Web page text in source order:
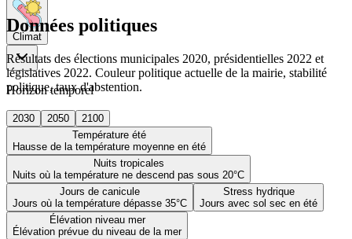
Climat
Horizon temporel
2030 2050
2100
Température été
Hausse de la température moyenne en été
Nuits tropicales
Nuits où la température ne descend pas sous 20°C
Jours de canicule
Jours où la température dépasse 35°C
Stress hydrique
Jours avec sol sec en été
Élévation niveau mer
Élévation prévue du niveau de la mer
Données politiques
Résultats des élections municipales 2020, présidentielles 2022 et
législatives 2022. Couleur politique actuelle de la mairie, stabilité
politique, taux d'abstention.